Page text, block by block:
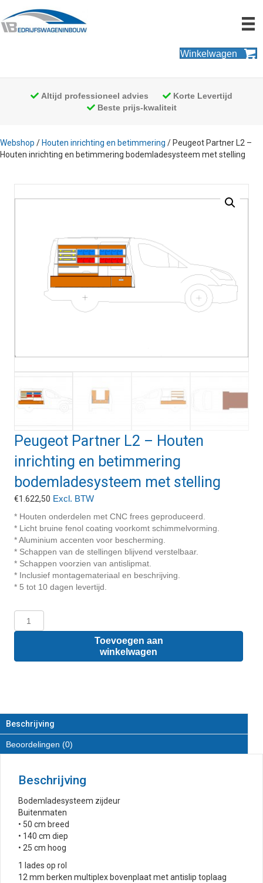
Winkelwagen
Altijd professioneel advies
Korte Levertijd
Beste prijs-kwaliteit
Webshop / Houten inrichting en betimmering / Peugeot Partner L2 –
Houten inrichting en betimmering bodemladesysteem met stelling
Peugeot Partner L2 – Houten
inrichting en betimmering
bodemladesysteem met stelling
€1.622,50 Excl. BTW
* Houten onderdelen met CNC frees geproduceerd.
* Licht bruine fenol coating voorkomt schimmelvorming.
* Aluminium accenten voor bescherming.
* Schappen van de stellingen blijvend verstelbaar.
* Schappen voorzien van antislipmat.
* Inclusief montagemateriaal en beschrijving.
* 5 tot 10 dagen levertijd.
Partner
Houten
met
stelling
aantal
Toevoegen aan
winkelwagen
Beschrijving
Beoordelingen (0)
Beschrijving
Bodemladesysteem zijdeur
Buitenmaten
• 50 cm breed
• 140 cm diep
• 25 cm hoog
1 lades op rol
12 mm berken multiplex bovenplaat met antislip toplaag